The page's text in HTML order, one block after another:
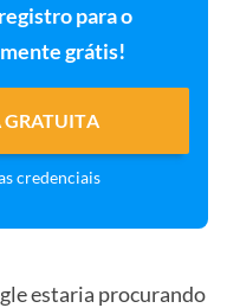
para o
grátis!
credenciais
estaria procurando